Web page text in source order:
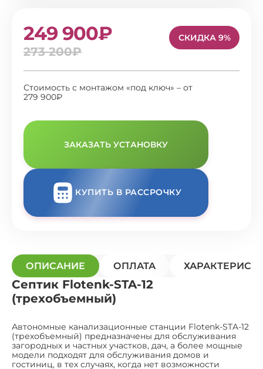
249 900₽
273 200₽
СКИДКА 9%
Стоимость с монтажом «под ключ» – от
279 900₽
ЗАКАЗАТЬ УСТАНОВКУ
КУПИТЬ В РАССРОЧКУ
ОПИСАНИЕ ОПЛАТА
Септик Flotenk-STA-12
(трехобъемный)
Автономные канализационные станции Flotenk-STA-12
(трехобъемный) предназначены для обслуживания
загородных и частных участков, дач, а более мощные
модели подходят для обслуживания домов и
гостиниц, в тех случаях, когда нет возможности